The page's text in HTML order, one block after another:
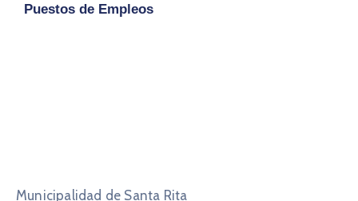
Puestos de Empleos
Municipalidad de Santa Rita